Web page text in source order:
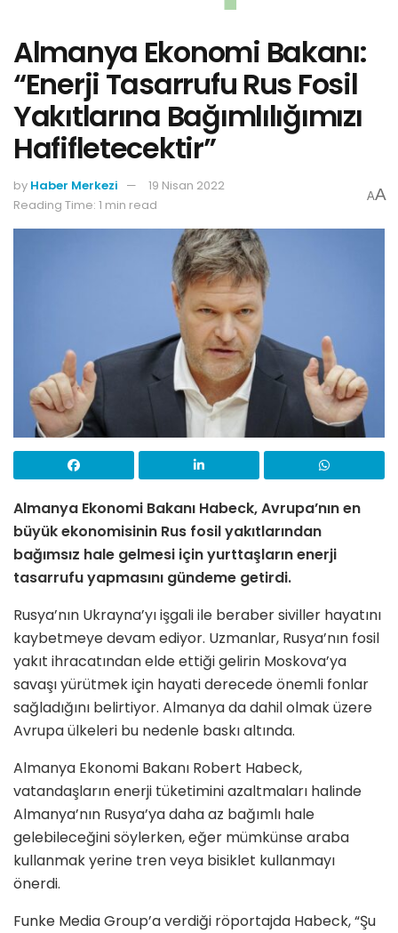
Almanya Ekonomi Bakanı:
“Enerji Tasarrufu Rus Fosil
Yakıtlarına Bağımlılığımızı
Hafifletecektir”
by Haber Merkezi
19 Nisan 2022
Reading Time: 1 min read
AA
Almanya Ekonomi Bakanı Habeck, Avrupa’nın en
büyük ekonomisinin Rus fosil yakıtlarından
bağımsız hale gelmesi için yurttaşların enerji
tasarrufu yapmasını gündeme getirdi.
Rusya’nın Ukrayna’yı işgali ile beraber siviller hayatını
kaybetmeye devam ediyor. Uzmanlar, Rusya’nın fosil
yakıt ihracatından elde ettiği gelirin Moskova’ya
savaşı yürütmek için hayati derecede önemli fonlar
sağladığını belirtiyor. Almanya da dahil olmak üzere
Avrupa ülkeleri bu nedenle baskı altında.
Almanya Ekonomi Bakanı Robert Habeck,
vatandaşların enerji tüketimini azaltmaları halinde
Almanya’nın Rusya’ya daha az bağımlı hale
gelebileceğini söylerken, eğer mümkünse araba
kullanmak yerine tren veya bisiklet kullanmayı
önerdi.
Funke Media Group’a verdiği röportajda Habeck, “Şu